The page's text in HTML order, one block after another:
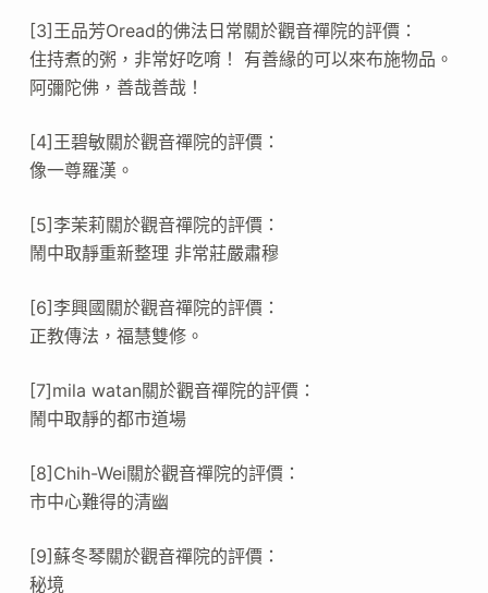
[3]王品芳Oread的佛法日常關於觀音禪院的評價：
住持煮的粥，非常好吃唷！ 有善緣的可以來布施物品。
阿彌陀佛，善哉善哉！
[4]王碧敏關於觀音禪院的評價：
像一尊羅漢。
[5]李茉莉關於觀音禪院的評價：
鬧中取靜重新整理 非常莊嚴肅穆
[6]李興國關於觀音禪院的評價：
正教傳法，福慧雙修。
[7]mila watan關於觀音禪院的評價：
鬧中取靜的都市道場
[8]Chih-Wei關於觀音禪院的評價：
市中心難得的清幽
[9]蘇冬琴關於觀音禪院的評價：
秘境